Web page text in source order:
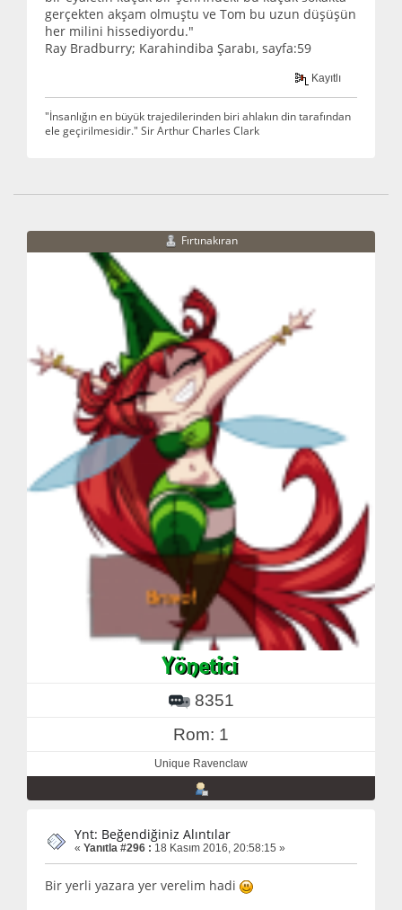
gerçekten akşam olmuştu ve Tom bu uzun düşüşün
her milini hissediyordu."
Ray Bradburry; Karahindiba Şarabı, sayfa:59
Kayıtlı
"İnsanlığın en büyük trajedilerinden biri ahlakın din tarafından
ele geçirilmesidir." Sir Arthur Charles Clark
Fırtınakıran
8351
Rom: 1
Unique Ravenclaw
Ynt: Beğendiğiniz Alıntılar
« Yanıtla #296 : 18 Kasım 2016, 20:58:15 »
Bir yerli yazara yer verelim hadi